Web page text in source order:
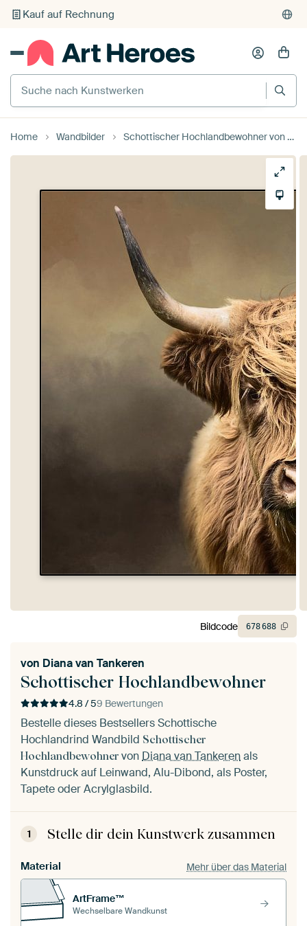
Individueller Druck auf Bestellung
Suche nach Kunstwerken
Home Wandbilder Schottischer Hochlandbewohner von Diana van Tankeren
Schottischer Hochlandbewohner
von Diana van Tankeren
4.8 / 59 Bewertungen
Bestelle dieses Bestsellers Schottische
Hochlandrind Wandbild Schottischer
Hochlandbewohner vonDiana van Tankerenals
Kunstdruck auf Leinwand, Alu-Dibond, als Poster,
Tapete oder Acrylglasbild.
1 Stelle dir dein Kunstwerk zusammen
Material Mehr über das Material
ArtFrame™
Wechselbare Wandkunst
Bildcode 678688